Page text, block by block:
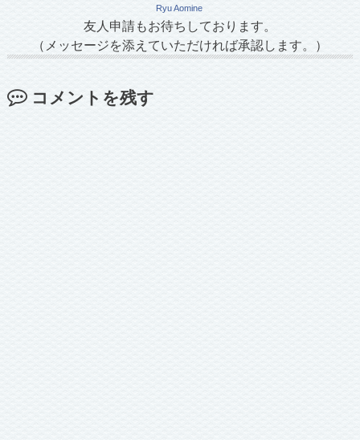
Ryu Aomine
友人申請もお待ちしております。
（メッセージを添えていただければ承認します。）
コメントを残す